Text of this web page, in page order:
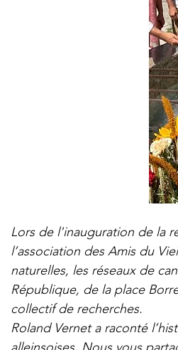
Lors de l'inauguration de la
l’association des Amis du
naturelles, les réseaux de
République, de la place
collectif de recherches.
Roland Vernet a raconté